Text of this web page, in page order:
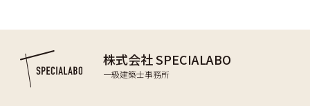
株式会社 SPECIALABO
一級建築士事務所